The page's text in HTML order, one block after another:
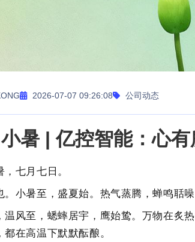
2026-07-07 09:26:08 公司动态
暑 | 亿控智能：心
七月七日。
。小暑至，盛夏始。热气蒸腾，蝉鸣聒
温风至，蟋蟀居宇，鹰始鸷。万物在
都在高温下默默酝酿。